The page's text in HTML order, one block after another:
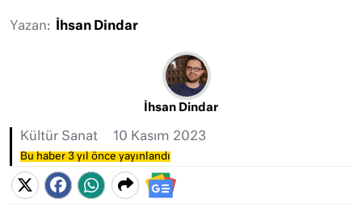
Yazan: İhsan Dindar
İhsan Dindar
Kültür Sanat 10 Kasım 2023
Bu haber 3 yıl önce yayınlandı